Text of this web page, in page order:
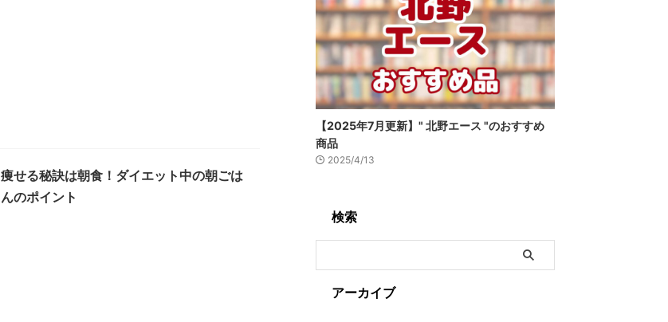
痩せる秘訣は朝食！ダイエット中の朝ごは
んのポイント
【2025年7月更新】" 北野エース "のおすすめ
商品
2025/4/13
検索
アーカイブ